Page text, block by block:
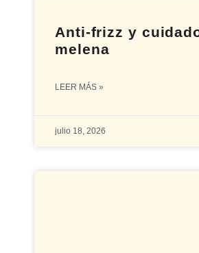
Anti-frizz y
melena
LEER MÁS »
julio 18, 2026